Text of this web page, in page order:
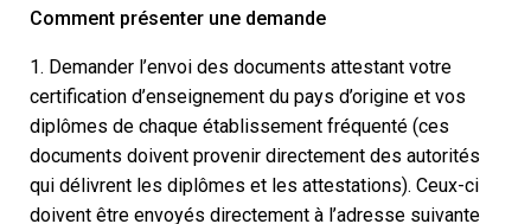
Comment présenter une demande
1. Demander l’envoi des documents attestant votre
certification d’enseignement du pays d’origine et vos
diplômes de chaque établissement fréquenté (ces
documents doivent provenir directement des autorités
qui délivrent les diplômes et les attestations). Ceux-ci
doivent être envoyés directement à l’adresse suivante